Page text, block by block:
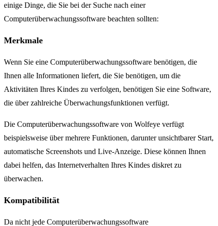
einige Dinge, die Sie bei der Suche nach einer
Computerüberwachungssoftware beachten sollten:
Merkmale
Wenn Sie eine Computerüberwachungssoftware benötigen, die
Ihnen alle Informationen liefert, die Sie benötigen, um die
Aktivitäten Ihres Kindes zu verfolgen, benötigen Sie eine Software,
die über zahlreiche Überwachungsfunktionen verfügt.
Die Computerüberwachungssoftware von Wolfeye verfügt
beispielsweise über mehrere Funktionen, darunter unsichtbarer Start,
automatische Screenshots und Live-Anzeige. Diese können Ihnen
dabei helfen, das Internetverhalten Ihres Kindes diskret zu
überwachen.
Kompatibilität
Da nicht jede Computerüberwachungssoftware